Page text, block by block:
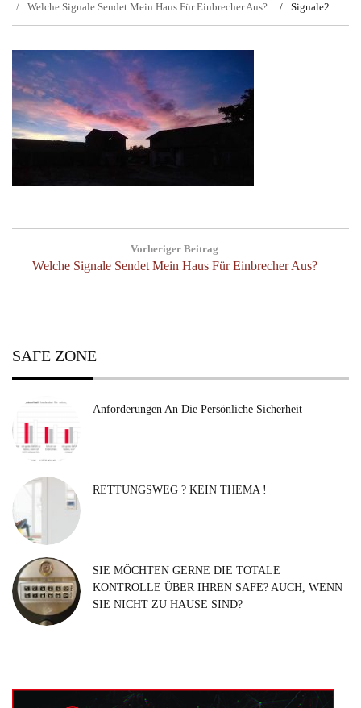
Welche Signale Sendet Mein Haus Für Einbrecher Aus?
Signale2
Vorheriger Beitrag
Previous
Welche Signale Sendet Mein Haus Für Einbrecher Aus?
SAFE ZONE
Anforderungen An Die Persönliche Sicherheit
RETTUNGSWEG ? KEIN THEMA !
SIE MÖCHTEN GERNE DIE TOTALE
KONTROLLE ÜBER IHREN SAFE? AUCH, WENN
SIE NICHT ZU HAUSE SIND?